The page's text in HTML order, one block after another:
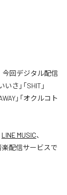
今回デジタル配信
さ」「SHIT」
」「オクルコト
LINE MUSIC、
楽配信サービスで